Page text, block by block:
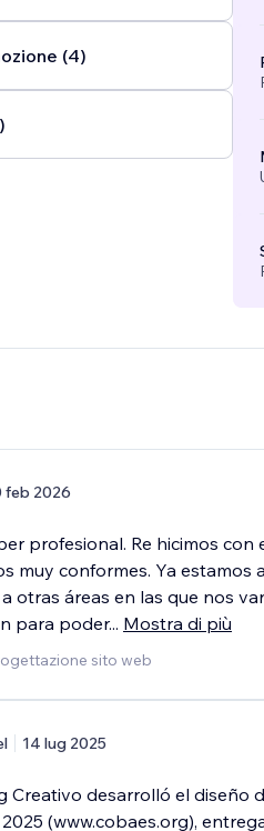
(4)
feb 2026
profesional. Re hicimos con
muy conformes. Ya estamos
otras áreas en las que nos
para poder... Mostra di più
sito web
14 lug 2025
Creativo desarrolló el diseño
(www.cobaes.org),